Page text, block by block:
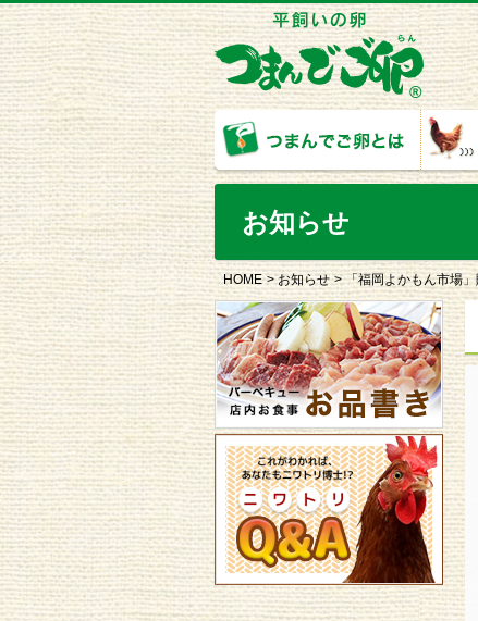
お知らせ
HOME お知らせ 「福岡よかもん市場